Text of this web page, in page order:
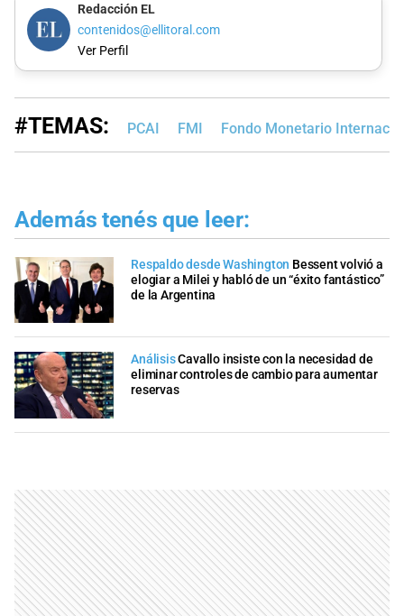
Redacción EL
contenidos@ellitoral.com
Ver Perfil
#TEMAS: PCAI FMI Fondo Monetario
Además tenés que leer:
Respaldo desde Washington Bessent volvió a
elogiar a Milei y habló de un “éxito fantástico”
de la Argentina
AnálisisCavallo insiste con la necesidad de
eliminar controles de cambio para aumentar
reservas